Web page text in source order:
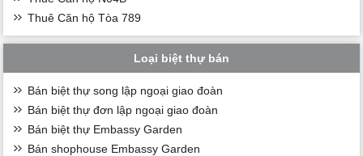
Thuê Căn hộ Tòa 789
Loại biệt thự bán
Bán biệt thự song lập ngoại giao đoàn
Bán biệt thự đơn lập ngoại giao đoàn
Bán biệt thự Embassy Garden
Bán shophouse Embassy Garden